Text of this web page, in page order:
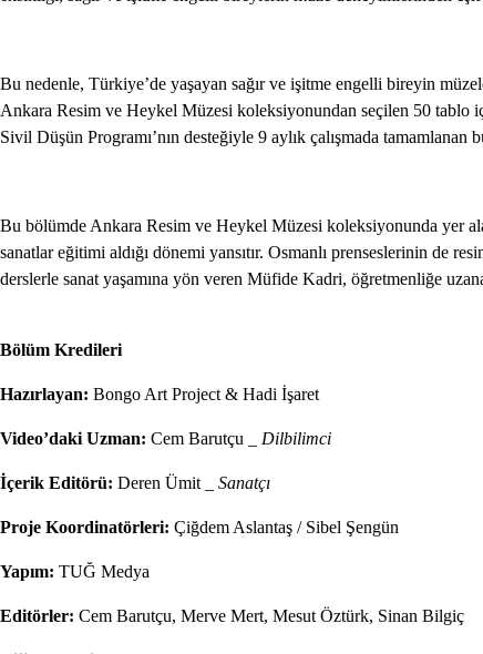
Bu nedenle, Türkiye’de yaşayan sağır ve işitme engelli bireyin
Ankara Resim ve Heykel Müzesi koleksiyonundan seçilen 50 tablo
Sivil Düşün Programı’nın desteğiyle 9 aylık çalışmada
Bu bölümde Ankara Resim ve Heykel Müzesi koleksiyonunda yer
sanatlar eğitimi aldığı dönemi yansıtır. Osmanlı prenseslerinin de
derslerle sanat yaşamına yön veren Müfide Kadri, öğretmenliğe
Bölüm Kredileri
Hazırlayan: Bongo Art Project & Hadi İşaret
Video’daki Uzman: Cem Barutçu _ Dilbilimci
İçerik Editörü: Deren Ümit _ Sanatçı
Proje Koordinatörleri: Çiğdem Aslantaş / Sibel Şengün
Yapım: TUĞ Medya
Editörler: Cem Barutçu, Merve Mert, Mesut Öztürk, Sinan Bilgiç